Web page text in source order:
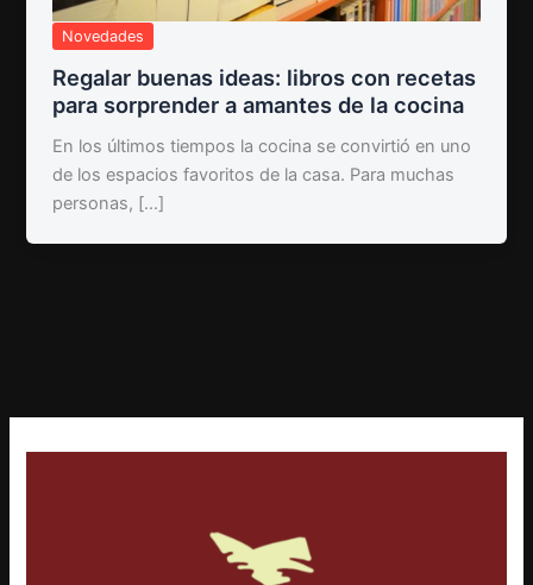
Novedades
Regalar buenas ideas: libros con recetas
para sorprender a amantes de la cocina
En los últimos tiempos la cocina se convirtió en uno
de los espacios favoritos de la casa. Para muchas
personas, […]